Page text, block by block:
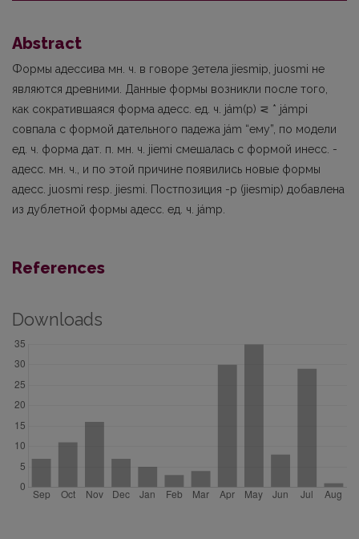
Abstract
Формы адессива мн. ч. в говоре 3етела jiesmip, juosmi не
являются древними. Дaнные формы возникли после того,
как сократившаяся форма адесс. ед. ч. jám(p) ⋜ * jámpi
совпала с формой дательного падежа jám “ему”, по модели
ед. ч. форма дат. п. мн. ч. jiеmi смешалась с формой инесс. -
адесс. мн. ч., и по этой причине появились новые формы
адесс. juosmi resp. jiesmi. Постпозиция -р (jiesmip) добавлена
из дублетной формы адесс. ед. ч. jámp.
References
Downloads